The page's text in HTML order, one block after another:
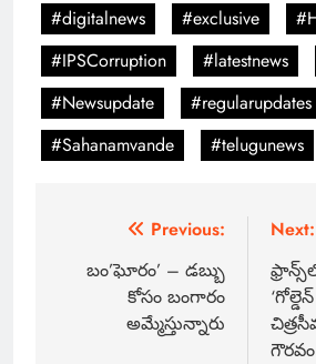
#digitalnews
#exclusive
#IPSCorruption
#latestnews
#Newsupdate
#regularupdates
#Sahanamvande
#telugunews
Previous:
బం’ఘోరం’ – డబ్బు
కోసం బంగారం
అమ్మేస్తున్నారు
Next:
గౌరవం